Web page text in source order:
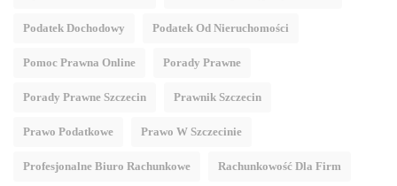
Podatek Dochodowy Podatek Od Nieruchomości
Pomoc Prawna Online Porady Prawne
Porady Prawne Szczecin Prawnik Szczecin
Prawo Podatkowe Prawo W Szczecinie
Profesjonalne Biuro Rachunkowe Rachunkowość Dla Firm